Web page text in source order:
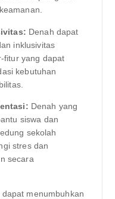
Denah dapat
inklusivitas
fitur yang dapat
kebutuhan
Denah yang
siswa dan
sekolah
stres dan
secara
dapat menumbuhkan